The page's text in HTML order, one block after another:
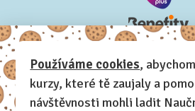
Používáme cookies,
kurzy, které tě zaujaly a
návštěvnosti mohli ladit